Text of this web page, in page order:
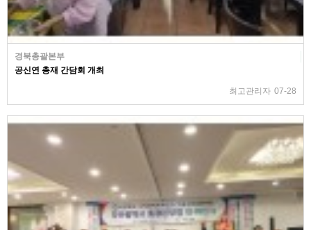
경북총괄본부
공신연 총재 간담회 개최
최고관리자 07-28